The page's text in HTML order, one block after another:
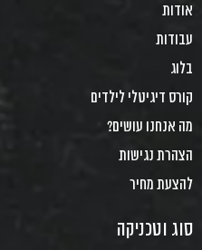
אודות
עבודות
בלוג
קורס דיגיטלי לילדים
מה אנחנו עושים?
הצהרת נגישות
להצעת מחיר
סוג וטכניקה